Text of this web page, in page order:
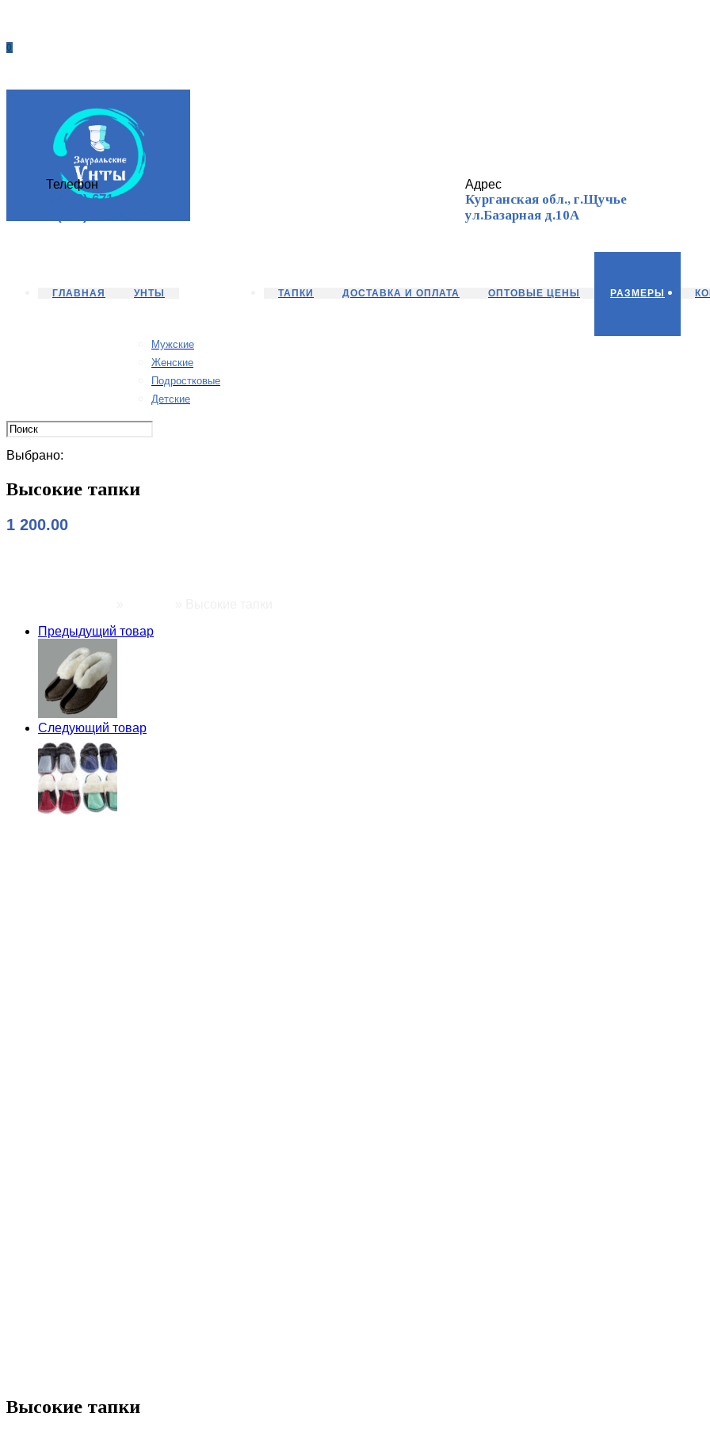
0
Телефон
8 (922) 671-95-75
Адрес
Курганская обл., г.Щучье
ул.Базарная д.10А
ГЛАВНАЯ УНТЫ
Мужские
Женские
Подростковые
Детские
ТАПКИ ДОСТАВКА И ОПЛАТА ОПТОВЫЕ ЦЕНЫ РАЗМЕРЫ
Выбрано:
Высокие тапки
1 200.00
Предыдущий товар
Следующий товар
Высокие тапки